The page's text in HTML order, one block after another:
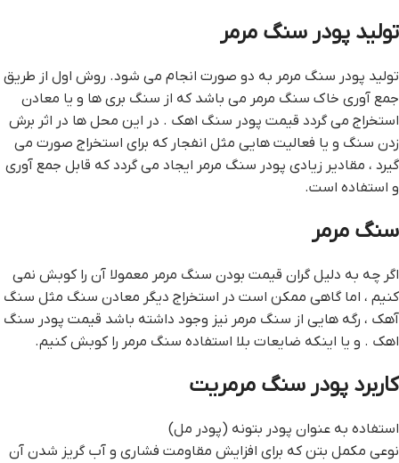
توليد پودر سنگ مرمر
توليد پودر سنگ مرمر به دو صورت انجام مي شود. روش اول از طريق
جمع آوري خاک سنگ مرمر مي باشد که از سنگ بري ها و يا معادن
استخراج مي گردد قيمت پودر سنگ اهک . در اين محل ها در اثر برش
زدن سنگ و يا فعاليت هايي مثل انفجار که براي استخراج صورت مي
گيرد ، مقادير زيادي پودر سنگ مرمر ايجاد مي گردد که قابل جمع آوري
و استفاده است.
سنگ مرمر
اگر چه به دليل گران قيمت بودن سنگ مرمر معمولا آن را کوبش نمي
کنيم ، اما گاهي ممکن است در استخراج ديگر معادن سنگ مثل سنگ
آهک ، رگه هايي از سنگ مرمر نيز وجود داشته باشد قيمت پودر سنگ
اهک . و يا اينکه ضايعات بلا استفاده سنگ مرمر را کوبش کنيم.
کاربرد پودر سنگ مرمريت
استفاده به عنوان پودر بتونه (پودر مل)
نوعي مکمل بتن که براي افزايش مقاومت فشاري و آب گريز شدن آن